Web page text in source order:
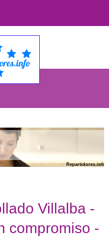
Repartidores.info
Villalba -
compromiso -